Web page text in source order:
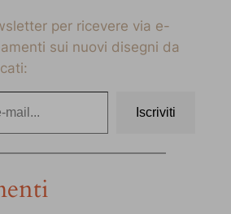
per ricevere via e-
sui nuovi disegni da
Iscriviti